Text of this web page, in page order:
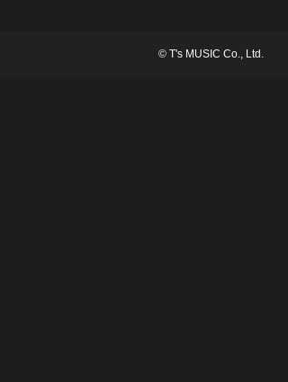
©T's MUSIC Co., Ltd.